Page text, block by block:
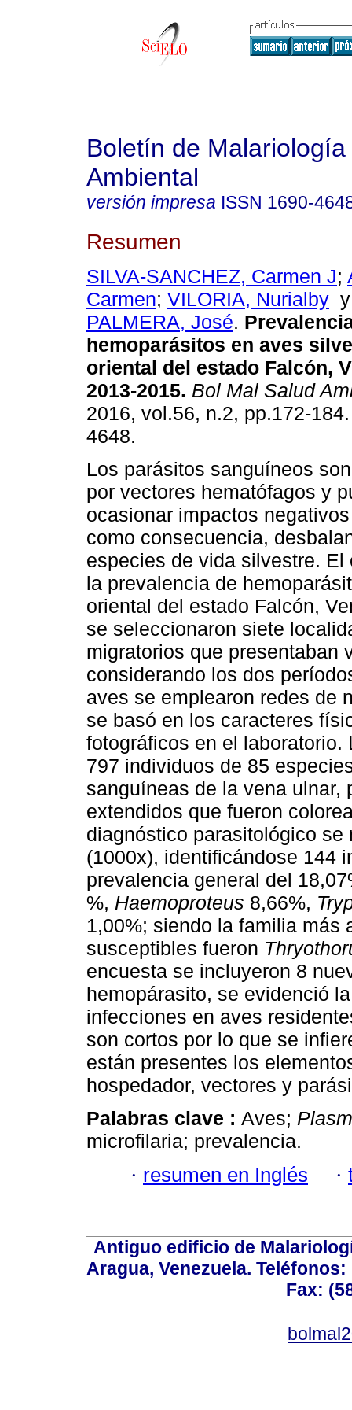
Boletín de
Ambiental
versión impresa ISSN 1690-
Resumen
SILVA-SANCHEZ, Carmen J;
Carmen; VILORIA, Nurialby
PALMERA, José.
hemoparásitos en aves
oriental del estado Falcón,
2013-2015. Bol Mal Salud
2016, vol.56, n.2, pp.172-
4648.
Los parásitos sanguíneos
por vectores hematófagos y
ocasionar impactos
como consecuencia,
especies de vida silvestre.
la prevalencia de
oriental del estado Falcón,
se seleccionaron siete
migratorios que presentaban
considerando los dos
aves se emplearon redes de
se basó en los caracteres
fotográficos en el
797 individuos de 85
sanguíneas de la vena ulnar,
extendidos que fueron
diagnóstico parasitológico
(1000x), identificándose 144
prevalencia general del
%, Haemoproteus 8,66%,
1,00%; siendo la familia más
susceptibles fueron
encuesta se incluyeron 8
hemopárasito, se evidenció
infecciones en aves
son cortos por lo que se
están presentes los
hospedador, vectores y
Palabras clave : Aves;
microfilaria; prevalencia.
· resumen en Inglés ·
Antiguo edificio de
Aragua, Venezuela. Teléfonos:
Fax: